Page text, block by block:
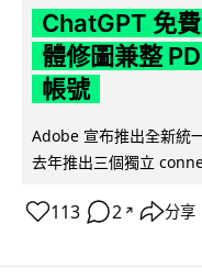
ChatGPT 免
體修圖兼整
帳號
Adobe 宣布推出全新統
去年推出三個獨立
113 2 ↗ 分享